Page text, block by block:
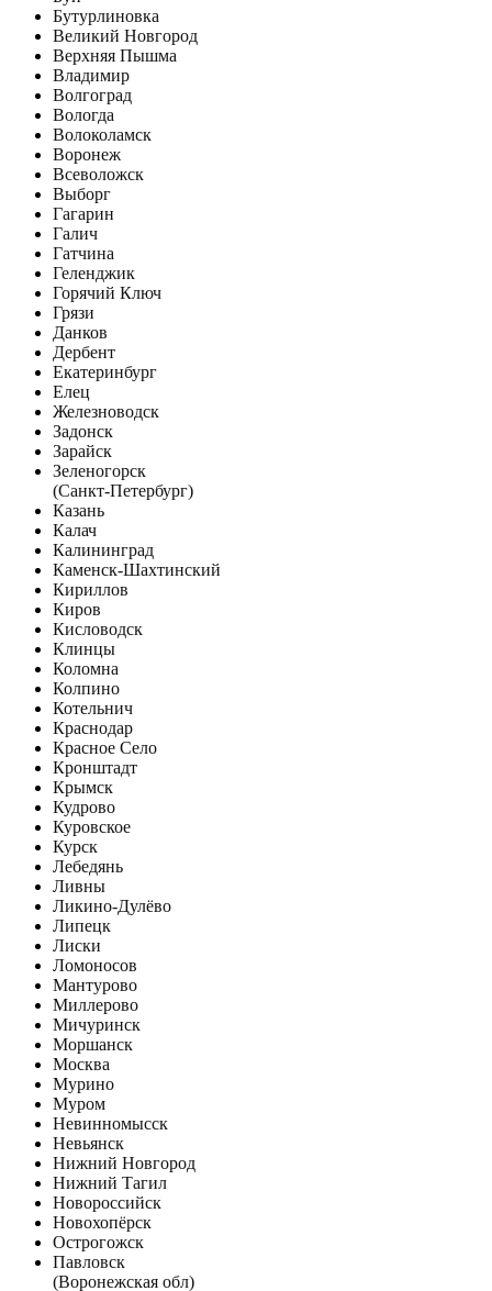
Бутурлиновка
Великий Новгород
Верхняя Пышма
Владимир
Волгоград
Вологда
Волоколамск
Воронеж
Всеволожск
Выборг
Гагарин
Галич
Гатчина
Геленджик
Горячий Ключ
Грязи
Данков
Дербент
Екатеринбург
Елец
Железноводск
Задонск
Зарайск
Зеленогорск
(Санкт-Петербург)
Казань
Калач
Калининград
Каменск-Шахтинский
Кириллов
Киров
Кисловодск
Клинцы
Коломна
Колпино
Котельнич
Краснодар
Красное Село
Кронштадт
Крымск
Кудрово
Куровское
Курск
Лебедянь
Ливны
Ликино-Дулёво
Липецк
Лиски
Ломоносов
Мантурово
Миллерово
Мичуринск
Моршанск
Москва
Мурино
Муром
Невинномысск
Невьянск
Нижний Новгород
Нижний Тагил
Новороссийск
Новохопёрск
Острогожск
Павловск
(Воронежская обл)